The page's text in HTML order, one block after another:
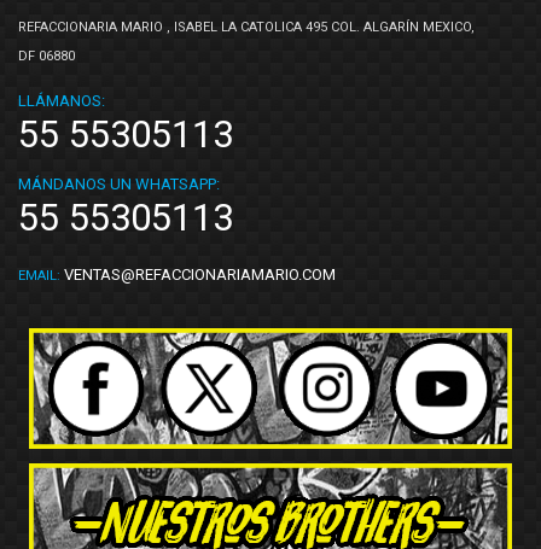
REFACCIONARIA MARIO , ISABEL LA CATOLICA 495 COL. ALGARÍN MEXICO,
DF 06880
LLÁMANOS:
55 55305113
MÁNDANOS UN WHATSAPP:
55 55305113
EMAIL: VENTAS@REFACCIONARIAMARIO.COM